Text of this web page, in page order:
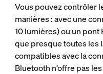
Vous pouvez contrôler
manières : avec une
10 lumières) ou un pont
que presque toutes les
compatibles avec la
Bluetooth n’offre pas